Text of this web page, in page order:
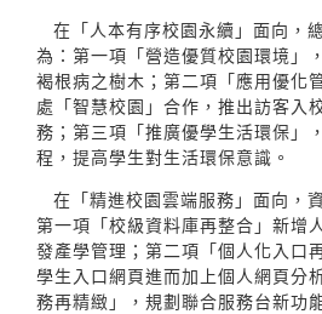
在「人本有序校園永續」面向，
為：第一項「營造優質校園環境」
褐根病之樹木；第二項「應用優化
處「智慧校園」合作，推出訪客入
務；第三項「推廣優學生活環保」
程，提高學生對生活環保意識。
在「精進校園雲端服務」面向，
第一項「校級資料庫再整合」新增
發產學管理；第二項「個人化入口
學生入口網頁進而加上個人網頁分
務再精緻」，規劃聯合服務台新功